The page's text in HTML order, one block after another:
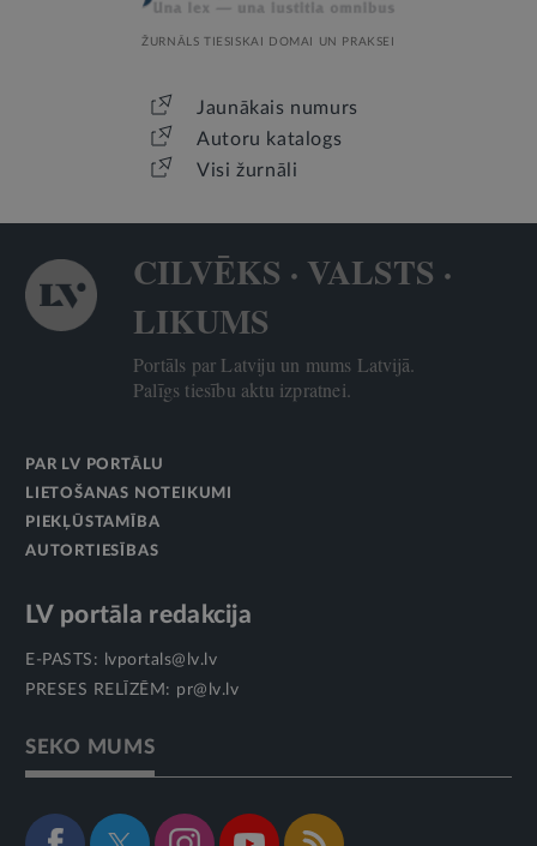
ŽURNĀLS TIESISKAI DOMAI UN PRAKSEI
Jaunākais numurs
Autoru katalogs
Visi žurnāli
CILVĒKS · VALSTS ·
LIKUMS
Portāls par Latviju un mums Latvijā.
Palīgs tiesību aktu izpratnei.
PAR LV PORTĀLU
LIETOŠANAS NOTEIKUMI
PIEKĻŪSTAMĪBA
AUTORTIESĪBAS
LV portāla redakcija
E-PASTS:
lvportals@lv.lv
PRESES RELĪZĒM: pr@lv.lv
SEKO MUMS